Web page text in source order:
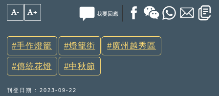
A- A+ 我要回應
手作燈籠 燈籠街 廣州越秀區
傳統花燈 中秋節
刊登日期 : 2023-09-22